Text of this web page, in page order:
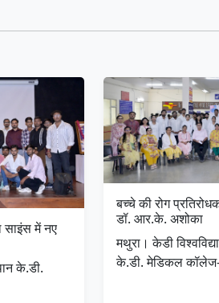
में नए
के.डी.
बच्चे की रोग
डॉ. आर.के. अशोका
मथुरा। केडी
के.डी. मेडिकल